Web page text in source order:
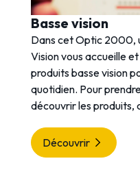
Basse vision
Dans cet Optic 2000,
Vision vous accueille
produits basse vision
quotidien. Pour
découvrir les produits,
Découvrir